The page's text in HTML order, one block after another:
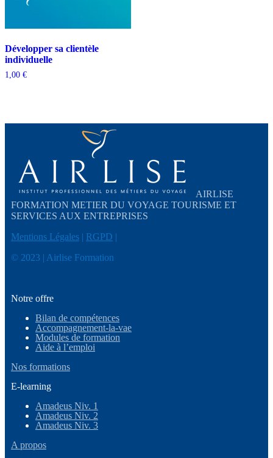
Développer sa clientèle
individuelle
1,00 €
AIRLISE
FORMATION METIER DU VOYAGE TOURISME ET
SERVICES AUX ENTREPRISES
Mentions Légales | RGPD |
© 2023 | Airlise Formation
Notre offre
Bilan de compétences
Accompagnement-la-vae
Modules de formation
Aide à l’emploi
Nos formations
E-learning
Amadeus Niv. 1
Amadeus Niv. 2
Amadeus Niv. 3
A propos